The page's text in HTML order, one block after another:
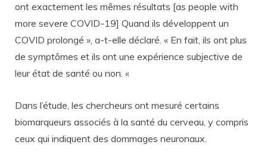
ont exactement les mêmes résultats [as people with
more severe COVID-19] Quand ils développent un
COVID prolongé », a-t-elle déclaré. « En fait, ils ont plus
de symptômes et ils ont une expérience subjective de
leur état de santé ou non. «
Dans l’étude, les chercheurs ont mesuré certains
biomarqueurs associés à la santé du cerveau, y compris
ceux qui indiquent des dommages neuronaux.